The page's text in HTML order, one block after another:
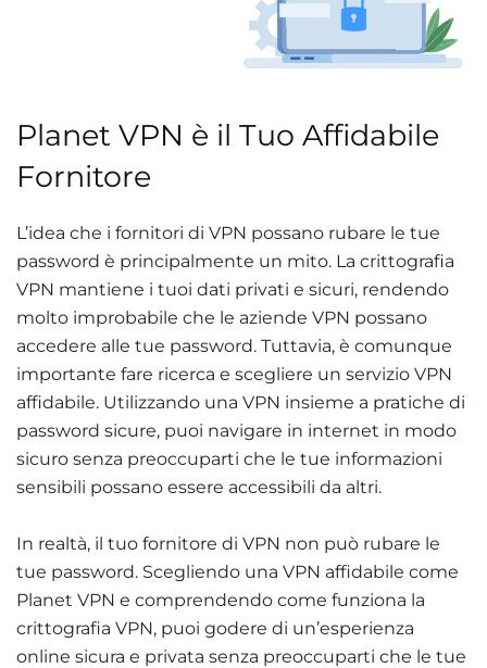
Planet VPN è il Tuo Affidabile
Fornitore
L’idea che i fornitori di VPN possano rubare le tue
password è principalmente un mito. La crittografia
VPN mantiene i tuoi dati privati e sicuri, rendendo
molto improbabile che le aziende VPN possano
accedere alle tue password. Tuttavia, è comunque
importante fare ricerca e scegliere un servizio VPN
affidabile. Utilizzando una VPN insieme a pratiche di
password sicure, puoi navigare in internet in modo
sicuro senza preoccuparti che le tue informazioni
sensibili possano essere accessibili da altri.
In realtà, il tuo fornitore di VPN non può rubare le
tue password. Scegliendo una VPN affidabile come
Planet VPN e comprendendo come funziona la
crittografia VPN, puoi godere di un’esperienza
online sicura e privata senza preoccuparti che le tue